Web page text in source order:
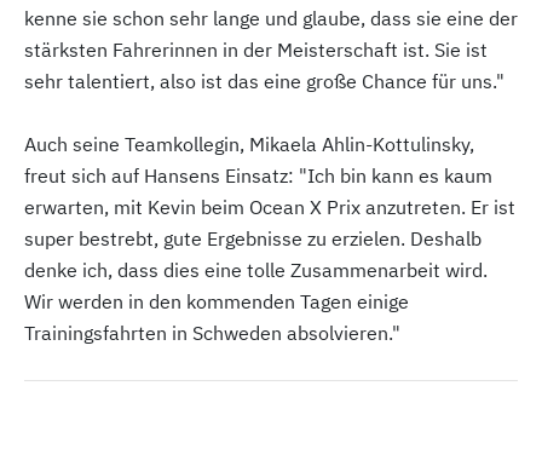
kenne sie schon sehr lange und glaube, dass sie eine der
stärksten Fahrerinnen in der Meisterschaft ist. Sie ist
sehr talentiert, also ist das eine große Chance für uns."
Auch seine Teamkollegin, Mikaela Ahlin-Kottulinsky,
freut sich auf Hansens Einsatz: "Ich bin kann es kaum
erwarten, mit Kevin beim Ocean X Prix anzutreten. Er ist
super bestrebt, gute Ergebnisse zu erzielen. Deshalb
denke ich, dass dies eine tolle Zusammenarbeit wird.
Wir werden in den kommenden Tagen einige
Trainingsfahrten in Schweden absolvieren."